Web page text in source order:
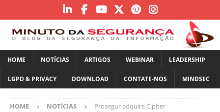
HOME NOTÍCIAS ARTIGOS WEBINAR LEADERSHIP
LGPD & PRIVACY DOWNLOAD CONTATE-NOS MINDSEC
HOME NOTÍCIAS Prosegur adquire Cipher